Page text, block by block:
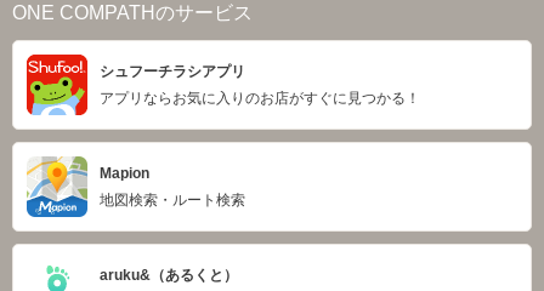
ONE COMPATHのサービス
シュフーチラシアプリ
アプリならお気に入りのお店がすぐに見つかる！
Mapion
地図検索・ルート検索
aruku&（あるくと）